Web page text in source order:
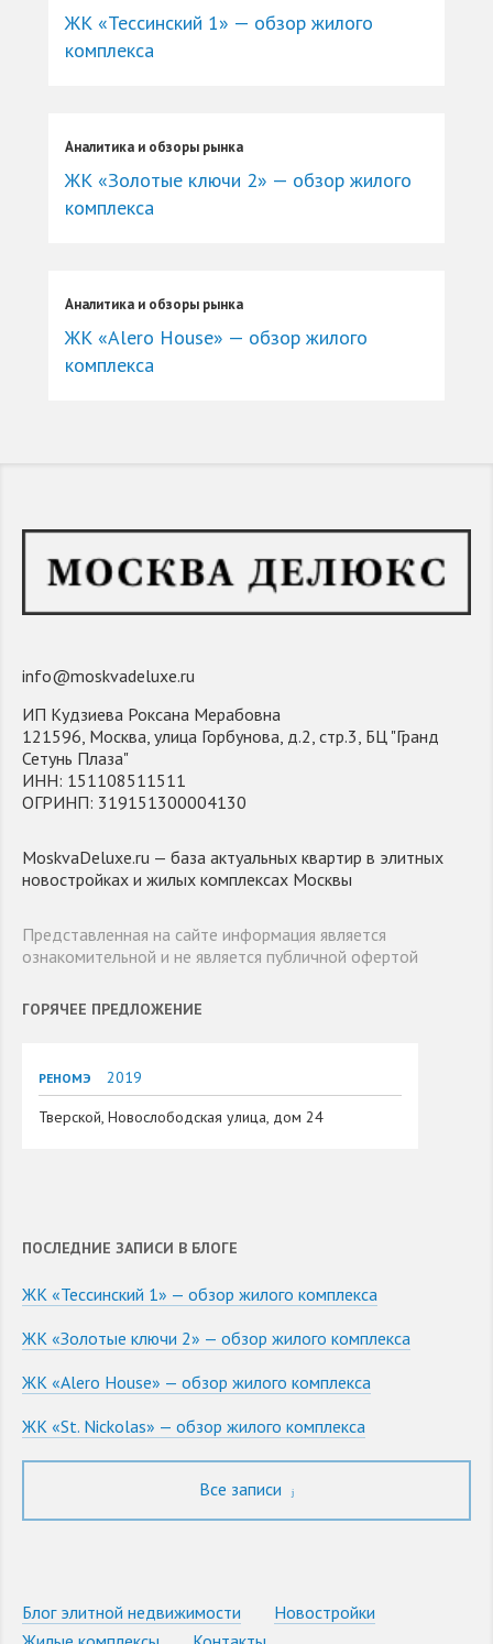
ЖК «Тессинский 1» — обзор жилого
комплекса
Аналитика и обзоры рынка
ЖК «Золотые ключи 2» — обзор жилого
комплекса
Аналитика и обзоры рынка
ЖК «Alero House» — обзор жилого
комплекса
info@moskvadeluxe.ru
ИП Кудзиева Роксана Мерабовна
121596, Москва, улица Горбунова, д.2, стр.3, БЦ "Гранд
Сетунь Плаза"
ИНН: 151108511511
ОГРИНП: 319151300004130
MoskvaDeluxe.ru — база актуальных квартир в элитных
новостройках и жилых комплексах Москвы
Представленная на сайте информация является
ознакомительной и не является публичной офертой
ГОРЯЧЕЕ ПРЕДЛОЖЕНИЕ
РЕНОМЭ
2019
Тверской, Новослободская улица, дом 24
ПОСЛЕДНИЕ ЗАПИСИ В БЛОГЕ
ЖК «Тессинский 1» — обзор жилого комплекса
ЖК «Золотые ключи 2» — обзор жилого комплекса
ЖК «Alero House» — обзор жилого комплекса
ЖК «St. Nickolas» — обзор жилого комплекса
Все записи
Блог элитной недвижимости
Новостройки